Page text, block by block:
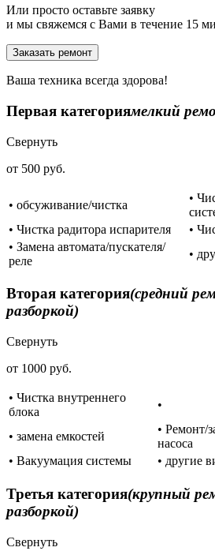
Или просто оставьте заявку
и мы свяжемся с Вами в течение 15
Заказать ремонт
Ваша техника всегда здорова!
Первая категориямелкий
Свернуть
от 500 руб.
• обсуживание/чистка
•
• Чистка радитора испарителя
•
• Замена автомата/пускателя/
реле
•
Вторая категория(средний
разборкой)
Свернуть
от 1000 руб.
• Чистка внутреннего
блока
•
• замена емкостей
• Ремонт/
насоса
• Вакуумация системы
• другие
Третья категория(крупный
разборкой)
Свернуть